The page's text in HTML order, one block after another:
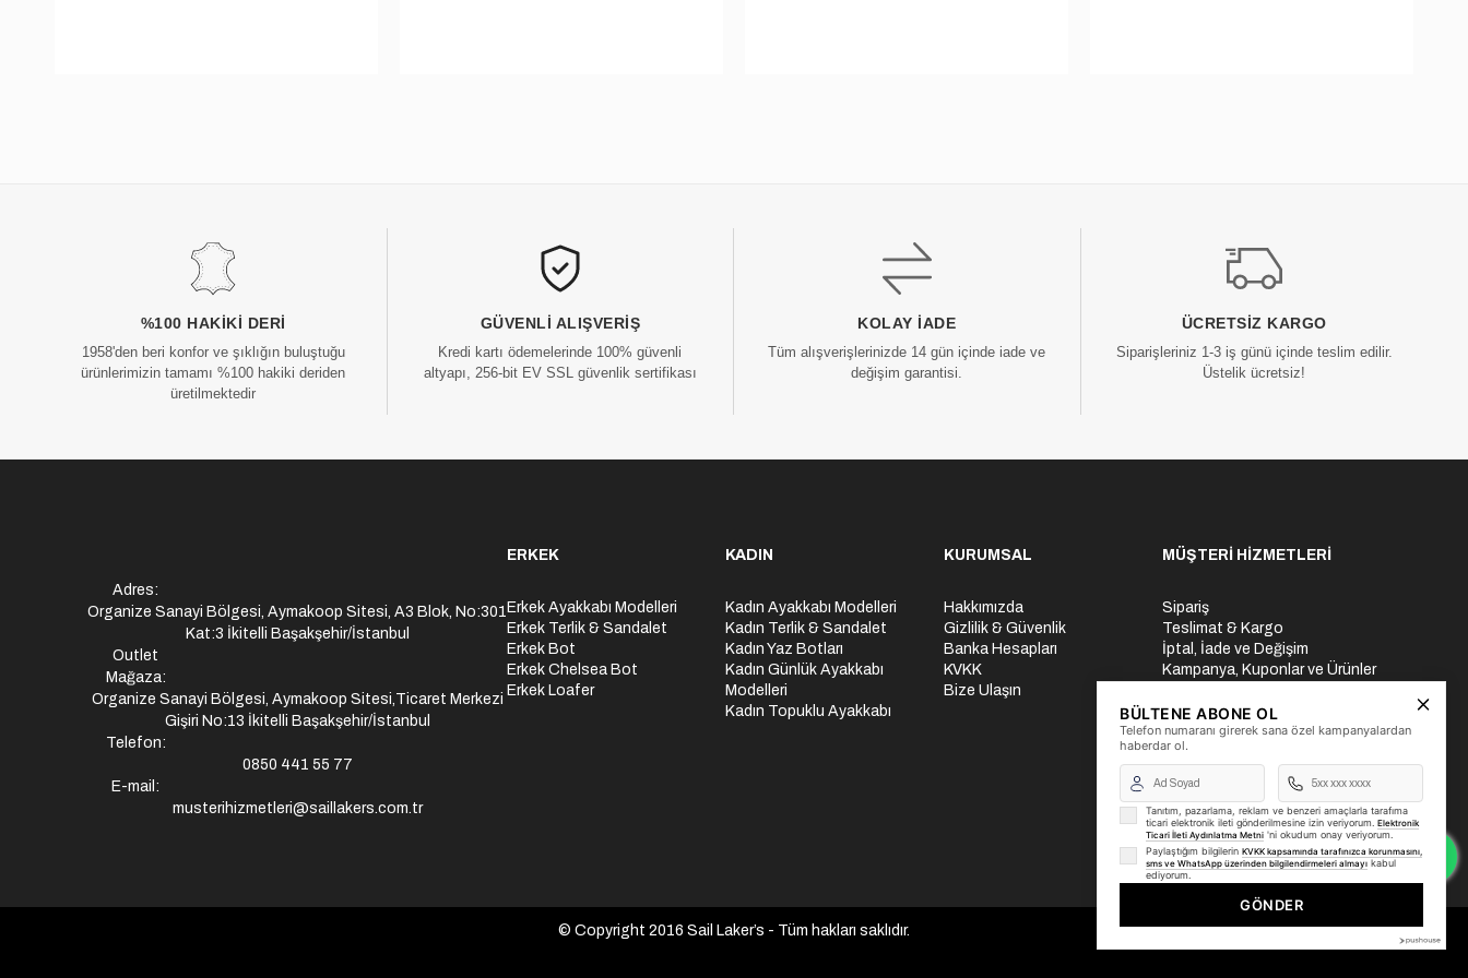
%100 HAKIKI DERI
1958'den beri konfor ve şıklığın buluştuğu
ürünlerimizin tamamı %100 hakiki deriden
üretilmektedir
GÜVENLI ALIŞVERIŞ
Kredi kartı ödemelerinde 100% güvenli
altyapı, 256-bit EV SSL güvenlik sertifikası
KOLAY İADE
Tüm alışverişlerinizde 14 gün içinde iade ve
değişim garantisi.
ÜCRETSIZ KARGO
Siparişleriniz 1-3 iş günü içinde teslim edilir.
Üstelik ücretsiz!
Adres:
Organize Sanayi Bölgesi, Aymakoop Sitesi, A3 Blok, No:301
Kat:3 İkitelli Başakşehir/İstanbul
Outlet
Mağaza:
Organize Sanayi Bölgesi, Aymakoop Sitesi,Ticaret Merkezi
Gişiri No:13 İkitelli Başakşehir/İstanbul
Telefon:
0850 441 55 77
E-mail:
musterihizmetleri@saillakers.com.tr
ERKEK
Erkek Ayakkabı Modelleri
Erkek Terlik & Sandalet
Erkek Bot
Erkek Chelsea Bot
Erkek Loafer
KADIN
Kadın Ayakkabı Modelleri
Kadın Terlik & Sandalet
Kadın Yaz Botları
Kadın Günlük Ayakkabı
Modelleri
Kadın Topuklu Ayakkabı
KURUMSAL
Hakkımızda
Gizlilik & Güvenlik
Banka Hesapları
KVKK
Bize Ulaşın
MÜŞTERİ HİZMETLERİ
Sipariş
Teslimat & Kargo
İptal, İade ve Değişim
Kampanya, Kuponlar ve Ürünler
Üyelik İşlemleri
Yurtdışı Gönderi
© Copyright 2016 Sail Laker’s - Tüm hakları saklıdır.
BÜLTENE ABONE OL
Telefon numaranı girerek sana özel kampanyalardan
haberdar ol.
Tanıtım, pazarlama, reklam ve benzeri amaçlarla tarafıma
ticari elektronik ileti gönderilmesine izin veriyorum. Elektronik
Ticari İleti Aydınlatma Metni 'ni okudum onay veriyorum.
Paylaştığım bilgilerin KVKK kapsamında tarafınızca korunmasını,
sms ve WhatsApp üzerinden bilgilendirmeleri almayı kabul
ediyorum.
GÖNDER